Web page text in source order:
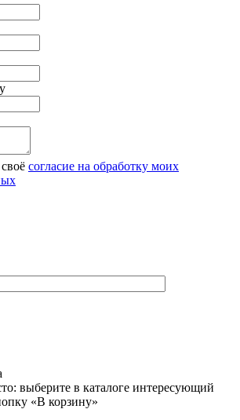
согласие на обработку моих
выберите в каталоге интересующий
«В корзину»